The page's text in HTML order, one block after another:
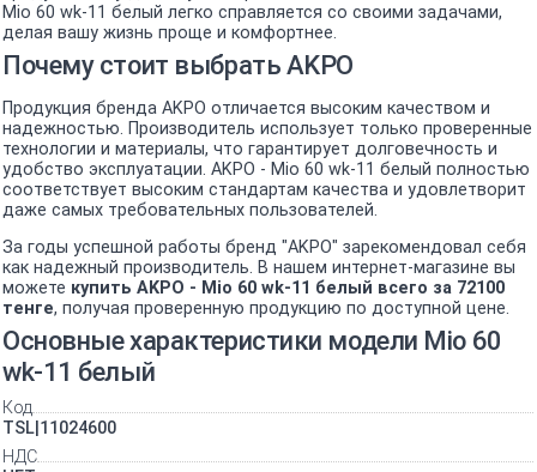
Mio 60 wk-11 белый легко справляется со своими задачами,
делая вашу жизнь проще и комфортнее.
Почему стоит выбрать AKPO
Продукция бренда AKPO отличается высоким качеством и
надежностью. Производитель использует только проверенные
технологии и материалы, что гарантирует долговечность и
удобство эксплуатации. AKPO - Mio 60 wk-11 белый полностью
соответствует высоким стандартам качества и удовлетворит
даже самых требовательных пользователей.
За годы успешной работы бренд "AKPO" зарекомендовал себя
как надежный производитель. В нашем интернет-магазине вы
можете купить AKPO - Mio 60 wk-11 белый всего за 72100
тенге, получая проверенную продукцию по доступной цене.
Основные характеристики модели Mio 60
wk-11 белый
Код
TSL|11024600
НДС